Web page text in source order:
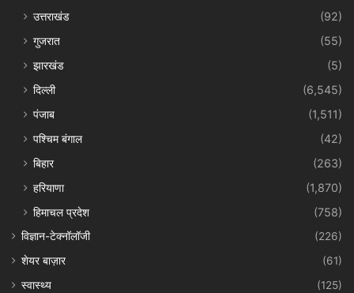
उत्तराखंड
(92)
गुजरात
(55)
झारखंड
(5)
दिल्ली
(6,545)
पंजाब
(1,511)
पश्चिम बंगाल
(42)
बिहार
(263)
हरियाणा
(1,870)
हिमाचल प्रदेश
(758)
विज्ञान-टेक्नॉलॉजी
(226)
शेयर बाज़ार
(61)
स्वास्थ्य
(125)